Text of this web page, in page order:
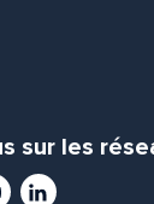
sur les
LinkedIn